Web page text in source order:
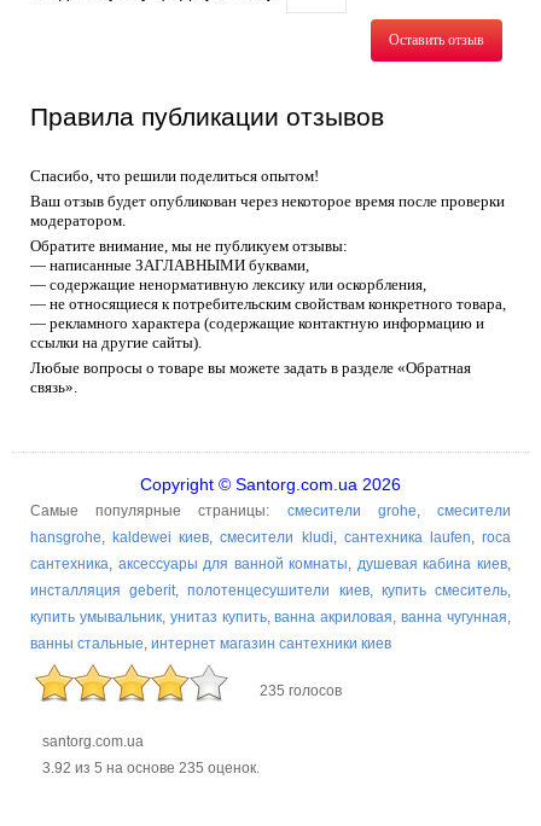
Оставить отзыв
Правила публикации отзывов
Спасибо, что решили поделиться опытом!
Ваш отзыв будет опубликован через некоторое время после проверки
модератором.
Обратите внимание, мы не публикуем отзывы:
— написанные ЗАГЛАВНЫМИ буквами,
— содержащие ненормативную лексику или оскорбления,
— не относящиеся к потребительским свойствам конкретного товара,
— рекламного характера (содержащие контактную информацию и
ссылки на другие сайты).
Любые вопросы о товаре вы можете задать в разделе «Обратная
связь».
Copyright © Santorg.com.ua 2026
Самые популярные страницы: смесители grohe,смесители
hansgrohe, kaldewei киев,смесители kludi, сантехника laufen,roca
сантехника, аксессуары для ванной комнаты, душевая кабина киев,
инсталляция geberit,полотенцесушители киев, купить смеситель,
купить умывальник, унитаз купить,ванна акриловая,ванна чугунная,
ванны стальные, интернет магазин сантехники киев
235 голосов
santorg.com.ua
3.92 из 5 на основе 235 оценок.